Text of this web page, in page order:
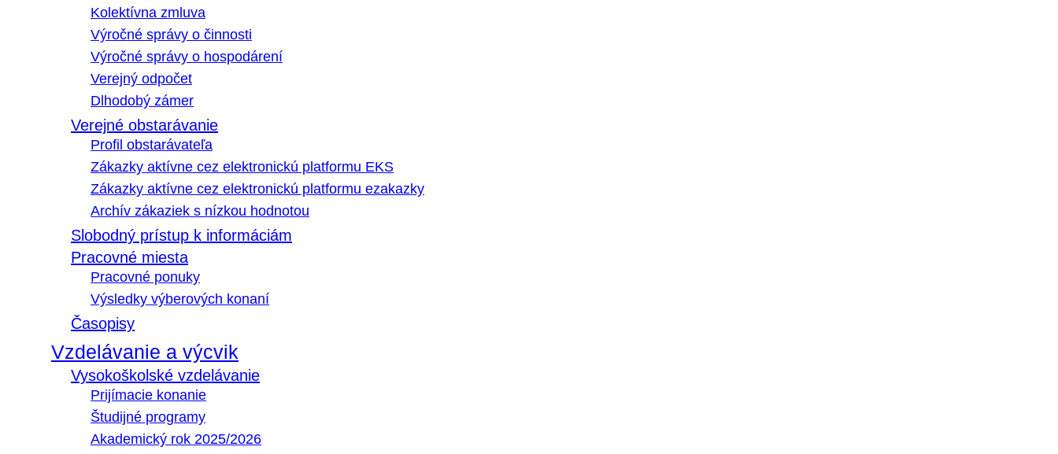
Kolektívna zmluva
Výročné správy o činnosti
Výročné správy o hospodárení
Verejný odpočet
Dlhodobý zámer
Verejné obstarávanie
Profil obstarávateľa
Zákazky aktívne cez elektronickú platformu EKS
Zákazky aktívne cez elektronickú platformu ezakazky
Archív zákaziek s nízkou hodnotou
Slobodný prístup k informáciám
Pracovné miesta
Pracovné ponuky
Výsledky výberových konaní
Časopisy
Vzdelávanie a výcvik
Vysokoškolské vzdelávanie
Prijímacie konanie
Študijné programy
Akademický rok 2025/2026